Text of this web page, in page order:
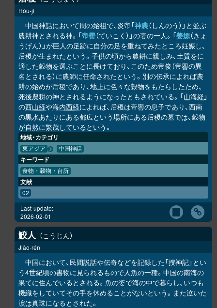
Hòu-jì
中国神話において周の始祖で、炎帝「神農（しんのう）」と並ぶ
農耕神とされる神。「帝嚳（ていこく）」の妻の一人。「姜嫄（きょ
うげん）」が巨人の足跡に自分の足を重ねてみたところ妊娠し、
后稷が生まれたという。子供の頃から農耕に親しみ、土質をに
適した穀物を選ぶことに長けており、このため帝俊（帝嚳の異
名とされる）に農師に任命されたという。別の伝承によれば農
耕の始めが后稷であり、地上に色々な穀物をもたらしたため、
死後農耕の神とされるようになったともされている。「山海経 」
の西山経や海内西経によれば、后稷は帝嚳の息子であり、西南
の黒水あたりにある都広という場所にある后稷の墓では、穀物
が自然に繁茂しているという。
地域・カテゴリ
東アジア 中国神話
キーワード
食物・穀物・台所
文献
02
Last-update:
2026-02-01
鮫人 こうじん
Jiāo-rén
中国において、民間説話や伝奇などを記録した「捜神記」とい
う4世紀頃の書物に見られるもので人魚の一種。中国の南海の
果てに住んでいるとされる。魚の姿で海の中で暮らし、いつも
機織をしていてその手を休めることがないという。また泣いた
涙は真珠になるとされた。